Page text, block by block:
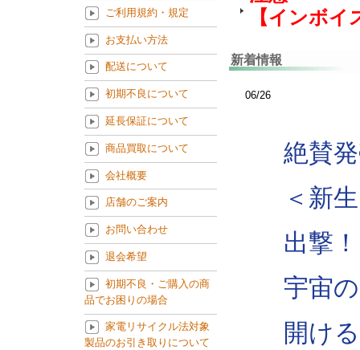
【インボ
新着情報
06/26
絶賛
＜新
出撃！
宇宙
開け
ご利用規約・規定
お支払い方法
配送について
初期不良について
延長保証について
商品買取について
会社概要
店舗のご案内
お問い合わせ
退会希望
初期不良・ご購入の商
品でお困りの場合
家電リサイクル法対象
製品のお引き取りについて